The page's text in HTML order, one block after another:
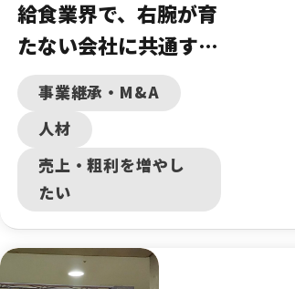
給食業界で、右腕が育
たない会社に共通する
3つの課題
事業継承・M&A
人材
売上・粗利を増やし
たい